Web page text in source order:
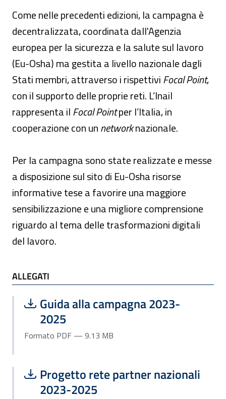
Come nelle precedenti edizioni, la campagna è
decentralizzata, coordinata dall'Agenzia
europea per la sicurezza e la salute sul lavoro
(Eu-Osha) ma gestita a livello nazionale dagli
Stati membri, attraverso i rispettiviFocal Point,
con il supporto delle proprie reti. L’Inail
rappresenta ilFocal Pointper l’Italia, in
cooperazione con unnetworknazionale.
Per la campagna sono state realizzate e messe
a disposizione sul sito di Eu-Osha risorse
informative tese a favorire una maggiore
sensibilizzazione e una migliore comprensione
riguardo al tema delle trasformazioni digitali
del lavoro.
ALLEGATI e TI POTREBBE INTERESSARE
ALLEGATI
Scarica file:
Guida alla campagna 2023-
2025
Formato PDF — Dimensione 9.13 MB
Formato PDF — 9.13 MB
Scarica file:
Progetto rete partner nazionali
2023-2025
Formato PDF — Dimensione 263.21 kB